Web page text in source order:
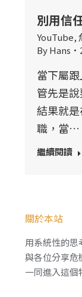
別用信
YouTube,
ByHans
當下屬
管先是
結果就
職，當…
繼續閱讀
關於本站
用系統性的思
與各位分享危
一同進入這個